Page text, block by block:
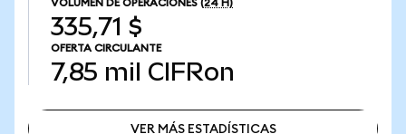
VOLUMEN DE OPERACIONES (24 H)
335,71 $
OFERTA CIRCULANTE
7,85 mil CIFRon
VER MÁS ESTADÍSTICAS